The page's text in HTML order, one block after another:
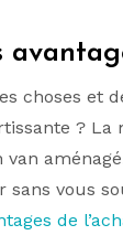
choses et
? La
sans vous
de